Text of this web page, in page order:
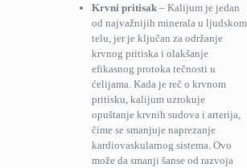
Krvni pritisak – Kalijum je jedan
od najvažnijih minerala u ljudskom
telu, jer je ključan za održanje
krvnog pritiska i olakšanje
efikasnog protoka tečnosti u
ćelijama. Kada je reč o krvnom
pritisku, kalijum uzrokuje
opuštanje krvnih sudova i arterija,
čime se smanjuje naprezanje
kardiovaskularnog sistema. Ovo
može da smanji šanse od razvoja